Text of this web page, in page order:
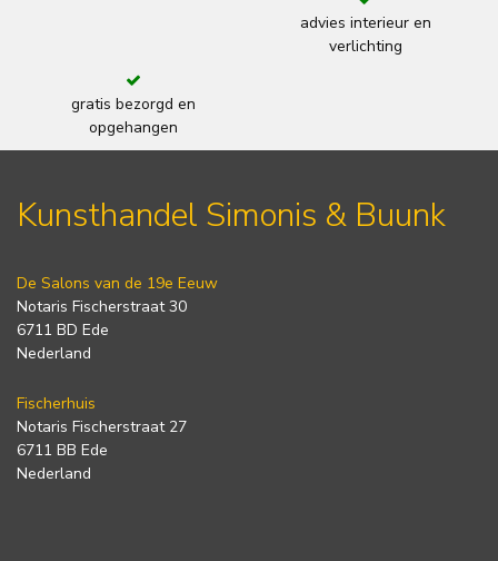
advies interieur en
verlichting
gratis bezorgd en
opgehangen
Kunsthandel Simonis & Buunk
De Salons van de 19e Eeuw
Notaris Fischerstraat 30
6711 BD Ede
Nederland
Fischerhuis
Notaris Fischerstraat 27
6711 BB Ede
Nederland